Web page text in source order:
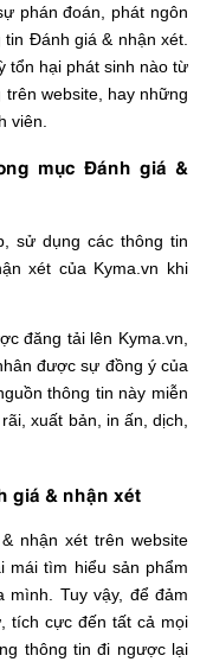
phán đoán, phát ngôn
Đánh giá & nhận xét.
tổn hại phát sinh nào từ
website, hay những
viên.
mục Đánh giá &
sử dụng các thông tin
xét của Kyma.vn khi
đăng tải lên Kyma.vn,
được sự đồng ý của
thông tin này miễn
xuất bản, in ấn, dịch,
giá & nhận xét
nhận xét trên website
mái tìm hiểu sản phẩm
mình. Tuy vậy, để đảm
tích cực đến tất cả mọi
thông tin đi ngược lại